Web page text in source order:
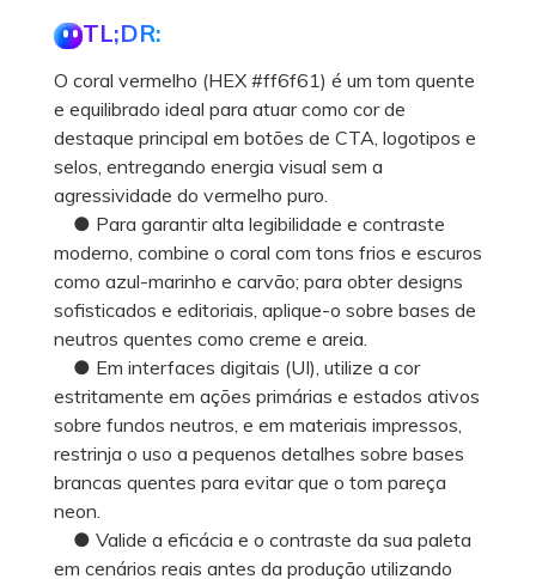
TL;DR:
O coral vermelho (HEX #ff6f61) é um tom quente
e equilibrado ideal para atuar como cor de
destaque principal em botões de CTA, logotipos e
selos, entregando energia visual sem a
agressividade do vermelho puro.
● Para garantir alta legibilidade e contraste
moderno, combine o coral com tons frios e escuros
como azul-marinho e carvão; para obter designs
sofisticados e editoriais, aplique-o sobre bases de
neutros quentes como creme e areia.
● Em interfaces digitais (UI), utilize a cor
estritamente em ações primárias e estados ativos
sobre fundos neutros, e em materiais impressos,
restrinja o uso a pequenos detalhes sobre bases
brancas quentes para evitar que o tom pareça
neon.
● Valide a eficácia e o contraste da sua paleta
em cenários reais antes da produção utilizando